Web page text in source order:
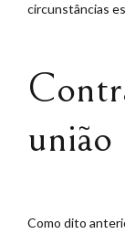
circunstâncias
união
Como dito